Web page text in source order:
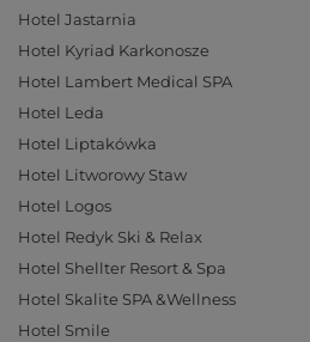
Hotel Jastarnia
Hotel Kyriad Karkonosze
Hotel Lambert Medical SPA
Hotel Leda
Hotel Liptakówka
Hotel Litworowy Staw
Hotel Logos
Hotel Redyk Ski & Relax
Hotel Shellter Resort & Spa
Hotel Skalite SPA &Wellness
Hotel Smile